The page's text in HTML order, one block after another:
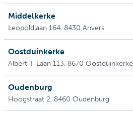
Middelkerke
Leopoldlaan 164, 8430 Anvers
Oostduinkerke
Albert-I-Laan 113, 8670 Oostduinkerke
Oudenburg
Hoogstraat 2, 8460 Oudenburg